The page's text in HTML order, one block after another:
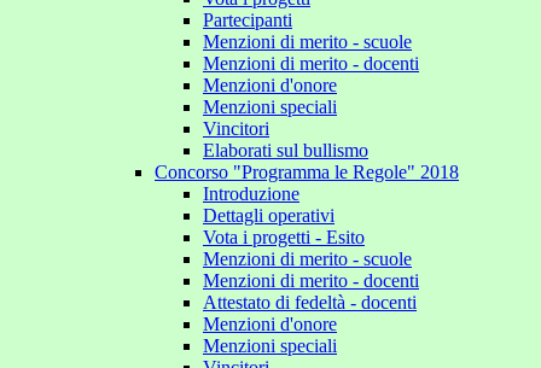
Partecipanti
Menzioni di merito - scuole
Menzioni di merito - docenti
Menzioni d'onore
Menzioni speciali
Vincitori
Elaborati sul bullismo
Concorso "Programma le Regole" 2018
Introduzione
Dettagli operativi
Vota i progetti - Esito
Menzioni di merito - scuole
Menzioni di merito - docenti
Attestato di fedeltà - docenti
Menzioni d'onore
Menzioni speciali